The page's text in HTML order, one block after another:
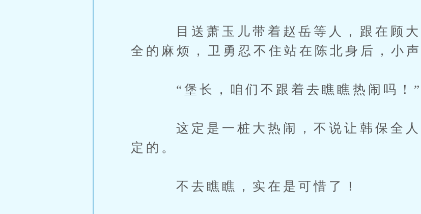
目送萧玉儿带着赵岳等人，跟在顾大
全的麻烦，卫勇忍不住站在陈北身后，小声
“堡长，咱们不跟着去瞧瞧热闹吗！”
这定是一桩大热闹，不说让韩保全人
定的。
不去瞧瞧，实在是可惜了！